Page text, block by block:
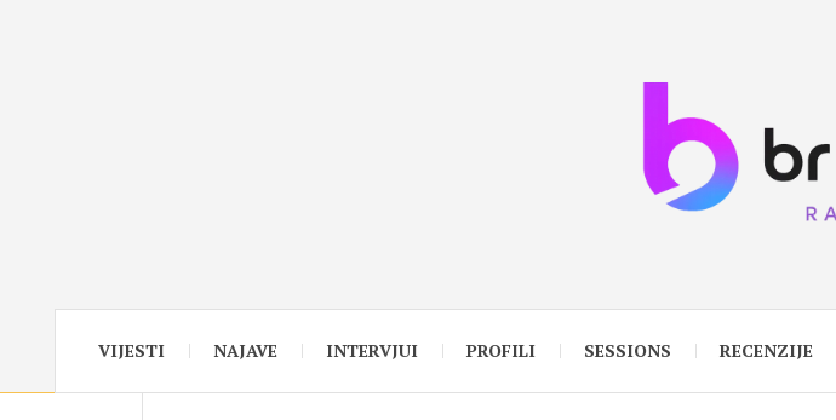
VIJESTI NAJAVE INTERVJUI PROFILI SESSIONS RECENZIJE